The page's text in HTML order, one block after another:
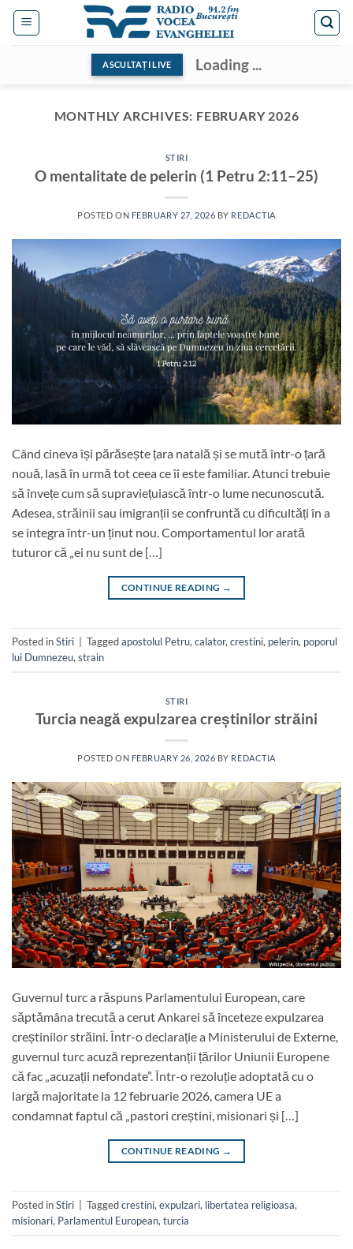
Skip
ASCULTAȚI LIVE Loading ...
MONTHLY ARCHIVES: FEBRUARY 2026
STIRI
O mentalitate de pelerin (1 Petru 2:11–25)
POSTED ON FEBRUARY 27, 2026 BY REDACTIA
Când cineva își părăsește țara natală și se mută într-o țară
nouă, lasă în urmă tot ceea ce îi este familiar. Atunci trebuie
să învețe cum să supraviețuiască într-o lume necunoscută.
Adesea, străinii sau imigranții se confruntă cu dificultăți în a
se integra într-un ținut nou. Comportamentul lor arată
tuturor că „ei nu sunt de […]
CONTINUE READING →
Posted inStiri Taggedapostolul Petru, calator, crestini, pelerin, poporul
lui Dumnezeu, strain
STIRI
Turcia neagă expulzarea creștinilor străini
POSTED ON FEBRUARY 26, 2026 BY REDACTIA
Guvernul turc a răspuns Parlamentului European, care
săptămâna trecută a cerut Ankarei să înceteze expulzarea
creștinilor străini. Într-o declarație a Ministerului de Externe,
guvernul turc acuză reprezentanții țărilor Uniunii Europene
că fac „acuzații nefondate”. Într-o rezoluție adoptată cu o
largă majoritate la 12 februarie 2026, camera UE a
condamnat faptul că „pastori creștini, misionari și […]
CONTINUE READING →
Posted inStiri Taggedcrestini, expulzari, libertatea religioasa,
misionari, Parlamentul European, turcia